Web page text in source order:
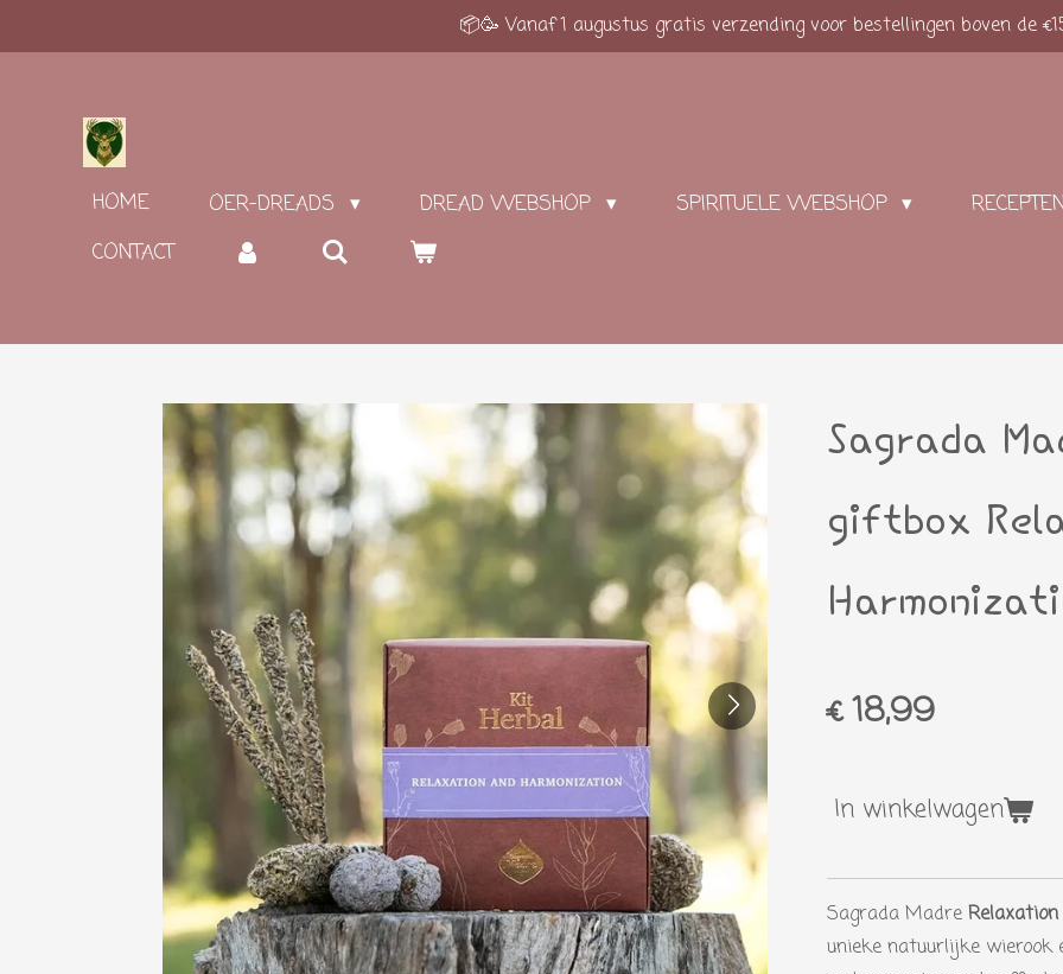
hoofdinhoud
📦🥳 Vanaf 1 augustus gratis verzending voor bestellingen boven de
HOME OER-DREADS DREAD WEBSHOP SPIRITUELE WEBSHOP
CONTACT
Sagrada
giftbox
€ 18,99
In winkelwagen
Sagrada Madre
unieke natuurlijke wierook